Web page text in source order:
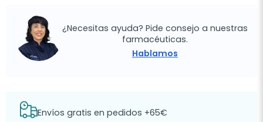
¿Necesitas ayuda? Pide consejo a nuestras
farmacéuticas.
Hablamos
Envíos gratis en pedidos +65€